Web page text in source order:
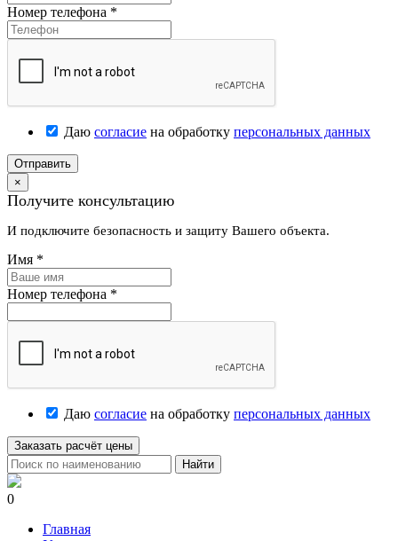
Номер телефона *
Даю согласие на обработку персональных данных
Отправить
×
Получите консультацию
И подключите безопасность и защиту Вашего объекта.
Имя *
Номер телефона *
Даю согласие на обработку персональных данных
Заказать расчёт цены
Найти
0
Главная